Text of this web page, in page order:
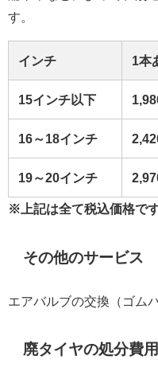
す。
インチ 1本
15インチ以下
16～18インチ
19～20インチ
※上記は全て税込価格です
その他のサービス
エアバルブの交換（ゴム
廃タイヤの処分費用